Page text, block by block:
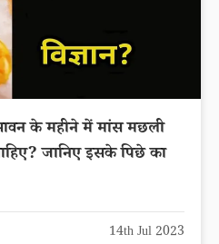
के महीने में मांस मछली
जानिए इसके पिछे का
14th Jul 2023